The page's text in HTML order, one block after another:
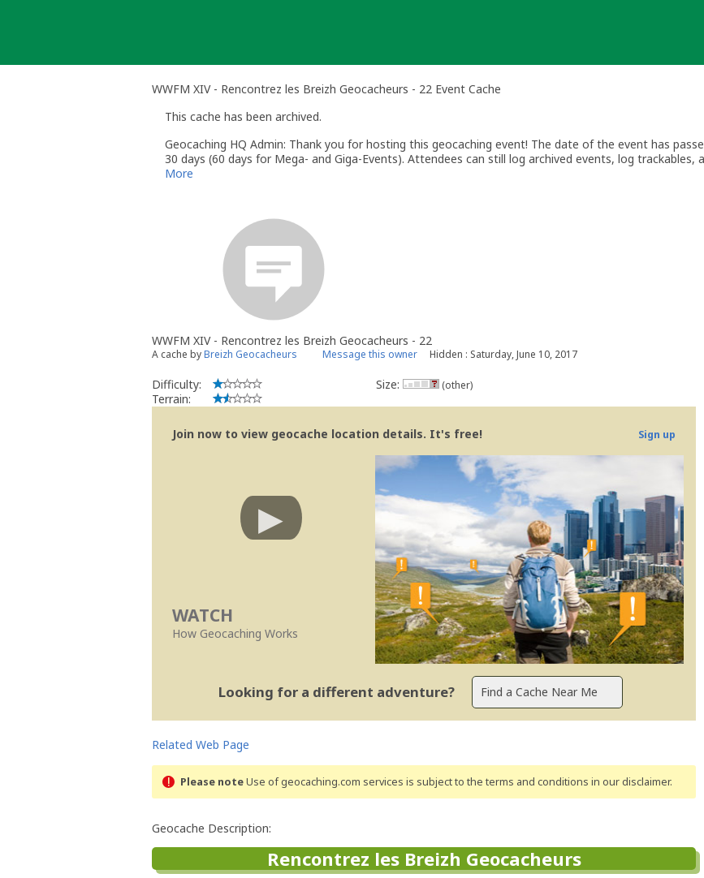
WWFM XIV - Rencontrez les Breizh Geocacheurs - 22 Event Cache
This cache has been archived.
Geocaching HQ Admin: Thank you for hosting this geocaching event! The date of the event has
30 days (60 days for Mega- and Giga-Events). Attendees can still log archived events, log trackables,
More
WWFM XIV - Rencontrez les Breizh Geocacheurs - 22
A cache byBreizh Geocacheurs Message this owner Hidden : Saturday, June 10, 2017
Difficulty:
Terrain:
Size: (other)
Join now to view geocache location details. It's free! Sign up
WATCH
How Geocaching Works
Looking for a different adventure?
Related Web Page
Please noteUse of geocaching.com services is subject to the terms and conditions in our disclaimer.
Geocache Description:
Rencontrez les Breizh Geocacheurs